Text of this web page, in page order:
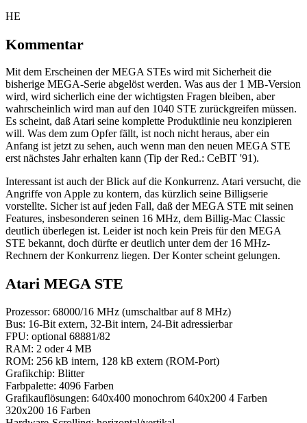
HE
Kommentar
Mit dem Erscheinen der MEGA STEs wird mit Sicherheit die
bisherige MEGA-Serie abgelöst werden. Was aus der 1 MB-Version
wird, wird sicherlich eine der wichtigsten Fragen bleiben, aber
wahrscheinlich wird man auf den 1040 STE zurückgreifen müssen.
Es scheint, daß Atari seine komplette Produktlinie neu konzipieren
will. Was dem zum Opfer fällt, ist noch nicht heraus, aber ein
Anfang ist jetzt zu sehen, auch wenn man den neuen MEGA STE
erst nächstes Jahr erhalten kann (Tip der Red.: CeBIT '91).
Interessant ist auch der Blick auf die Konkurrenz. Atari versucht, die
Angriffe von Apple zu kontern, das kürzlich seine Billigserie
vorstellte. Sicher ist auf jeden Fall, daß der MEGA STE mit seinen
Features, insbesonderen seinen 16 MHz, dem Billig-Mac Classic
deutlich überlegen ist. Leider ist noch kein Preis für den MEGA
STE bekannt, doch dürfte er deutlich unter dem der 16 MHz-
Rechnern der Konkurrenz liegen. Der Konter scheint gelungen.
Atari MEGA STE
Prozessor: 68000/16 MHz (umschaltbar auf 8 MHz)
Bus: 16-Bit extern, 32-Bit intern, 24-Bit adressierbar
FPU: optional 68881/82
RAM: 2 oder 4 MB
ROM: 256 kB intern, 128 kB extern (ROM-Port)
Grafikchip: Blitter
Farbpalette: 4096 Farben
Grafikauflösungen: 640x400 monochrom 640x200 4 Farben
320x200 16 Farben